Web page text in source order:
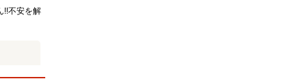
!!不安を解